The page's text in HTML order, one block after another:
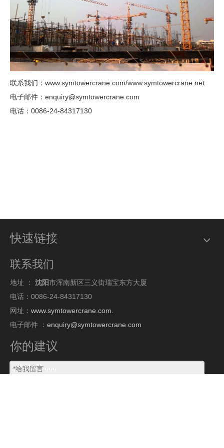
联系我们：www.symtowercrane.com/www.symtowercrane.net
电子邮件：enquiry@symtowercrane.com
电话：0086-24-84317130
快速链接
联系我们
地址 ： 沈阳市浑南新区三义街瑞宝东方大厦
电话：0086-24-84317130
网址： www.symtowercrane.com.
电子邮件 ： enquiry@symtowercrane.com
你的建议